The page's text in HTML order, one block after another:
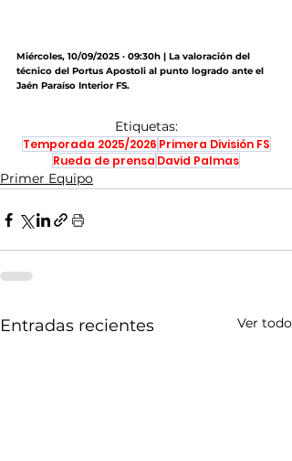
Miércoles, 10/09/2025 · 09:30h | La valoración del
técnico del Portus Apostoli al punto logrado ante el
Jaén Paraíso Interior FS.
Etiquetas:
Temporada 2025/2026 Primera División FS
Rueda de prensa David Palmas
Primer Equipo
Entradas recientes Ver todo